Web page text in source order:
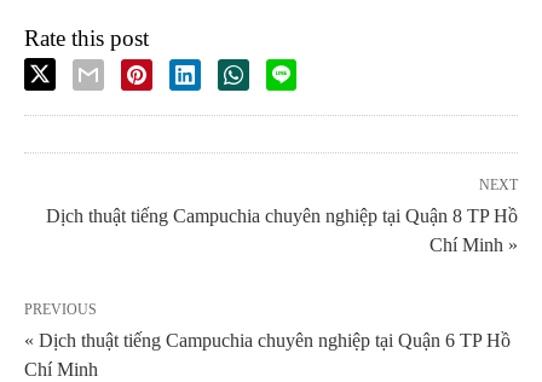
Rate this post
NEXT
Dịch thuật tiếng Campuchia chuyên nghiệp tại Quận 8 TP Hồ
Chí Minh »
PREVIOUS
« Dịch thuật tiếng Campuchia chuyên nghiệp tại Quận 6 TP Hồ
Chí Minh